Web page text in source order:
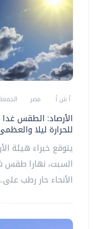
أ ش أ مصر الجمعة، 07 اغسطس
الأرصاد: الطقس غدا
للحرارة ليلا والعظمى
يتوقع خبراء هيئة
السبت، نهارا طقس
الأنحاء حار رطب